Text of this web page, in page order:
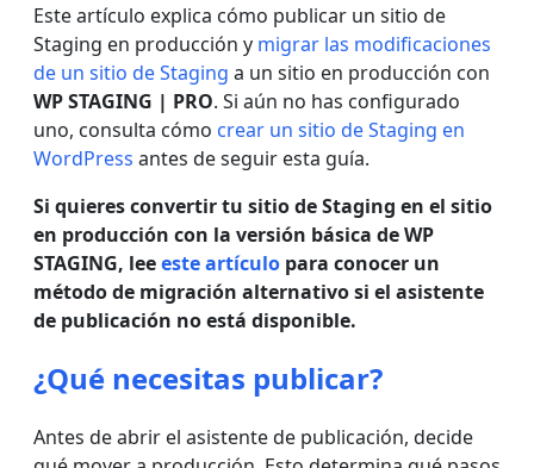
Este artículo explica cómo publicar un sitio de
Staging en producción y migrar las modificaciones
de un sitio de Staging a un sitio en producción con
WP STAGING | PRO. Si aún no has configurado
uno, consulta cómo crear un sitio de Staging en
WordPress antes de seguir esta guía.
Si quieres convertir tu sitio de Staging en el sitio
en producción con la versión básica de WP
STAGING, leeeste artículo para conocer un
método de migración alternativo si el asistente
de publicación no está disponible.
¿Qué necesitas publicar?
Antes de abrir el asistente de publicación, decide